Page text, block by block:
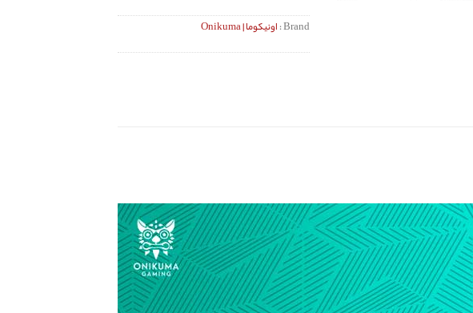
Brand : اونیکوما | Onikuma